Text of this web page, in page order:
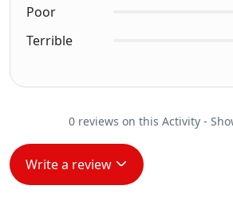
Poor
Terrible
0 reviews on this Activity -
Write a review